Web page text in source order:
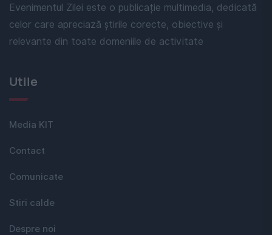
Evenimentul Zilei este o publicație multimedia, dedicată
celor care apreciază știrile corecte, obiective și
relevante din toate domeniile de activitate
Utile
Media KIT
Contact
Comunicate
Stiri calde
Despre noi